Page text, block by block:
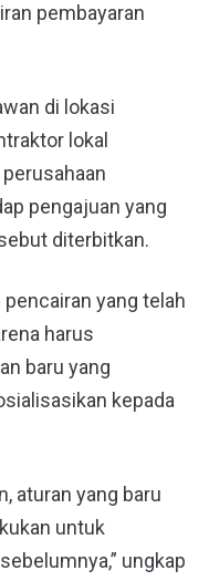
pembayaran
di lokasi
lokal
pengajuan yang
diterbitkan.
yang telah
harus
baru yang
kepada
aturan yang baru
untuk
ungkap